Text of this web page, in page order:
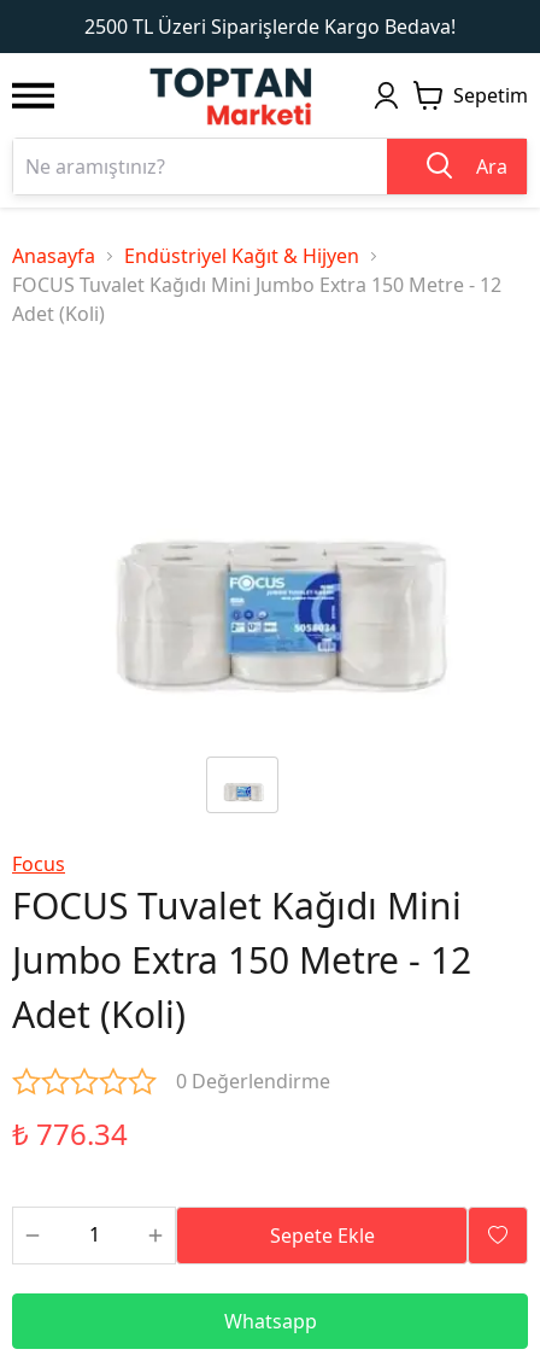
2500 TL Üzeri Siparişlerde Kargo Bedava!
1
Sepetim
Ara
Anasayfa
Endüstriyel Kağıt & Hijyen
FOCUS Tuvalet Kağıdı Mini Jumbo Extra 150 Metre - 12
Adet (Koli)
Focus
FOCUS Tuvalet Kağıdı Mini
Jumbo Extra 150 Metre - 12
Adet (Koli)
0 Değerlendirme
₺ 776.34
Sepete Ekle
Whatsapp